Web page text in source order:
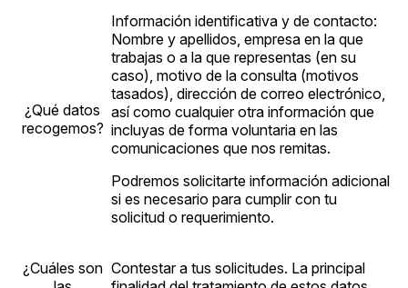
¿Qué datos
recogemos?
Información identificativa y de contacto:
Nombre y apellidos, empresa en la que
trabajas o a la que representas (en su
caso), motivo de la consulta (motivos
tasados), dirección de correo electrónico,
así como cualquier otra información que
incluyas de forma voluntaria en las
comunicaciones que nos remitas.
Podremos solicitarte información adicional
si es necesario para cumplir con tu
solicitud o requerimiento.
¿Cuáles son Contestar a tus solicitudes. La principal